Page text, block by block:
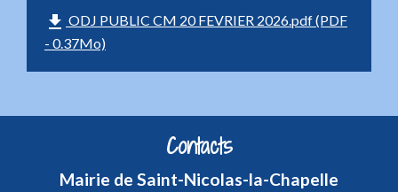
file_download ODJ PUBLIC CM 20 FEVRIER 2026.pdf (PDF
- 0.37Mo)
Contacts
Mairie de Saint-Nicolas-la-Chapelle